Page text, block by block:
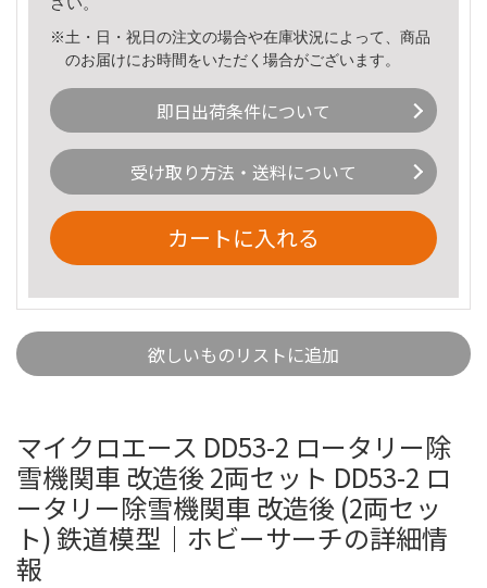
※土・日・祝日の注文の場合や在庫状況によって、商品
のお届けにお時間をいただく場合がございます。
即日出荷条件について
受け取り方法・送料について
カートに入れる
欲しいものリストに追加
マイクロエース DD53-2 ロータリー除
雪機関車 改造後 2両セット DD53-2 ロ
ータリー除雪機関車 改造後 (2両セッ
ト) 鉄道模型｜ホビーサーチの詳細情
報